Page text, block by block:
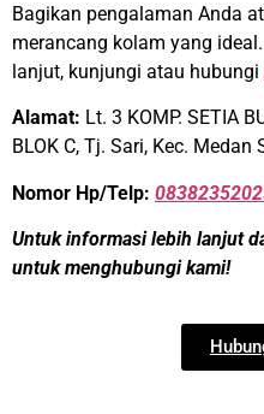
Bagikan pengalaman Anda
merancang kolam yang
lanjut, kunjungi atau hubungi
Alamat: Lt. 3 KOMP. SETIA
BLOK C, Tj. Sari, Kec.
Nomor Hp/Telp:
Untuk informasi lebih lanjut
untuk menghubungi kami!